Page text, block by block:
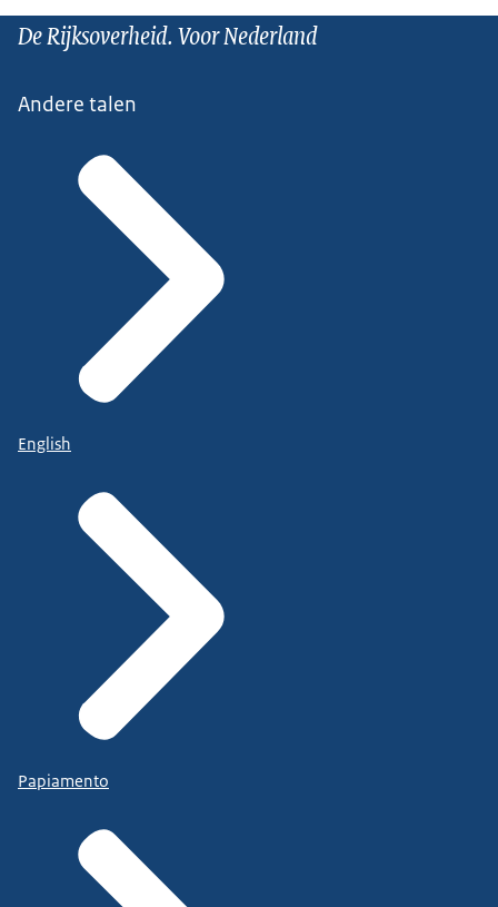
De Rijksoverheid. Voor Nederland
Andere talen
English
Papiamento